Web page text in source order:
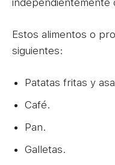
independientemente
Estos alimentos o
siguientes:
Patatas fritas y
Café.
Pan.
Galletas.